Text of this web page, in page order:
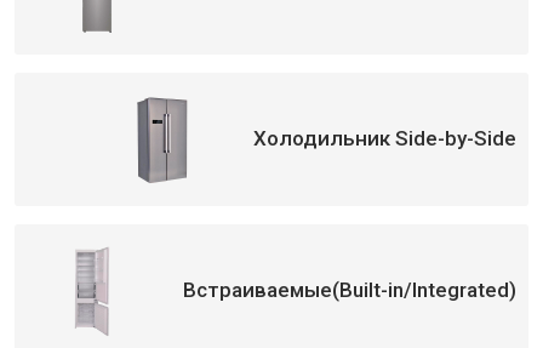
Холодильник Side-by-Side
Встраиваемые(Built-in/Integrated)